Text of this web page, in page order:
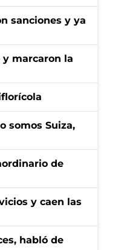
sanciones y ya
y marcaron la
somos Suiza,
de
y caen las
habló de